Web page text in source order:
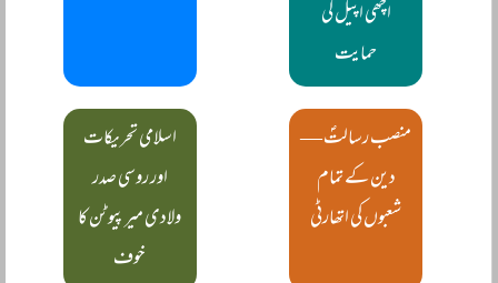
اچھی اپیل کی
حمایت
منصب رسالتؐ —
دین کے تمام
شعبوں کی اتھارٹی
اسلامی تحریکات
اور روسی صدر
ولادی میر پیوٹن کا
خوف